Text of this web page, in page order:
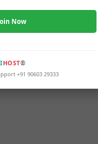
ಸದಸ್ಯರು ಧರ್ಮಾಧಿಕಾರಿ ಡಾ
ಸೇರಿದಂತೆ ಹಲವು ಗಣ್ಯರು
Now
HOST®
+91 90603 29333